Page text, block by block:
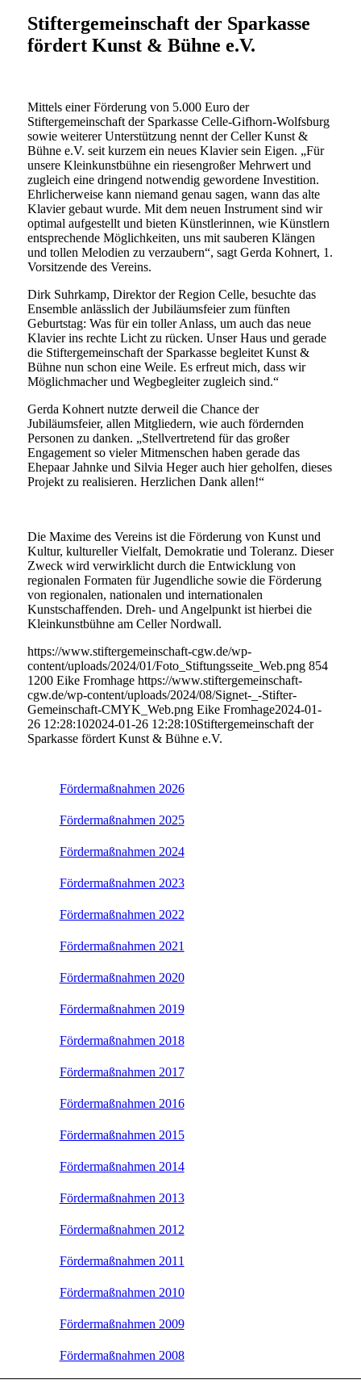
Stiftergemeinschaft der Sparkasse
fördert Kunst & Bühne e.V.
Mittels einer Förderung von 5.000 Euro der
Stiftergemeinschaft der Sparkasse Celle-Gifhorn-Wolfsburg
sowie weiterer Unterstützung nennt der Celler Kunst &
Bühne e.V. seit kurzem ein neues Klavier sein Eigen. „Für
unsere Kleinkunstbühne ein riesengroßer Mehrwert und
zugleich eine dringend notwendig gewordene Investition.
Ehrlicherweise kann niemand genau sagen, wann das alte
Klavier gebaut wurde. Mit dem neuen Instrument sind wir
optimal aufgestellt und bieten Künstlerinnen, wie Künstlern
entsprechende Möglichkeiten, uns mit sauberen Klängen
und tollen Melodien zu verzaubern“, sagt Gerda Kohnert, 1.
Vorsitzende des Vereins.
Dirk Suhrkamp, Direktor der Region Celle, besuchte das
Ensemble anlässlich der Jubiläumsfeier zum fünften
Geburtstag: Was für ein toller Anlass, um auch das neue
Klavier ins rechte Licht zu rücken. Unser Haus und gerade
die Stiftergemeinschaft der Sparkasse begleitet Kunst &
Bühne nun schon eine Weile. Es erfreut mich, dass wir
Möglichmacher und Wegbegleiter zugleich sind.“
Gerda Kohnert nutzte derweil die Chance der
Jubiläumsfeier, allen Mitgliedern, wie auch fördernden
Personen zu danken. „Stellvertretend für das großer
Engagement so vieler Mitmenschen haben gerade das
Ehepaar Jahnke und Silvia Heger auch hier geholfen, dieses
Projekt zu realisieren. Herzlichen Dank allen!“
Die Maxime des Vereins ist die Förderung von Kunst und
Kultur, kultureller Vielfalt, Demokratie und Toleranz. Dieser
Zweck wird verwirklicht durch die Entwicklung von
regionalen Formaten für Jugendliche sowie die Förderung
von regionalen, nationalen und internationalen
Kunstschaffenden. Dreh- und Angelpunkt ist hierbei die
Kleinkunstbühne am Celler Nordwall.
https://www.stiftergemeinschaft-cgw.de/wp-
content/uploads/2024/01/Foto_Stiftungsseite_Web.png 854
1200 Eike Fromhage https://www.stiftergemeinschaft-
cgw.de/wp-content/uploads/2024/08/Signet-_-Stifter-
Gemeinschaft-CMYK_Web.png Eike Fromhage2024-01-
26 12:28:102024-01-26 12:28:10Stiftergemeinschaft der
Sparkasse fördert Kunst & Bühne e.V.
Fördermaßnahmen 2026
Fördermaßnahmen 2025
Fördermaßnahmen 2024
Fördermaßnahmen 2023
Fördermaßnahmen 2022
Fördermaßnahmen 2021
Fördermaßnahmen 2020
Fördermaßnahmen 2019
Fördermaßnahmen 2018
Fördermaßnahmen 2017
Fördermaßnahmen 2016
Fördermaßnahmen 2015
Fördermaßnahmen 2014
Fördermaßnahmen 2013
Fördermaßnahmen 2012
Fördermaßnahmen 2011
Fördermaßnahmen 2010
Fördermaßnahmen 2009
Fördermaßnahmen 2008